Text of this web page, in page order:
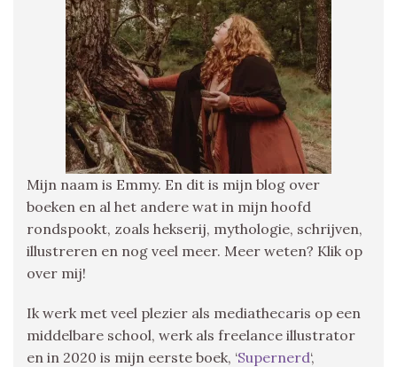
Mijn naam is Emmy. En dit is mijn blog over
boeken en al het andere wat in mijn hoofd
rondspookt, zoals hekserij, mythologie, schrijven,
illustreren en nog veel meer. Meer weten? Klik op
over mij!
Ik werk met veel plezier als mediathecaris op een
middelbare school, werk als freelance illustrator
en in 2020 is mijn eerste boek, ‘Supernerd‘,